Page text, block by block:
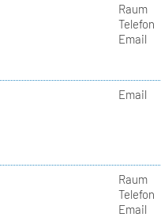
Raum
Telefon
Email
Email
Raum
Telefon
Email